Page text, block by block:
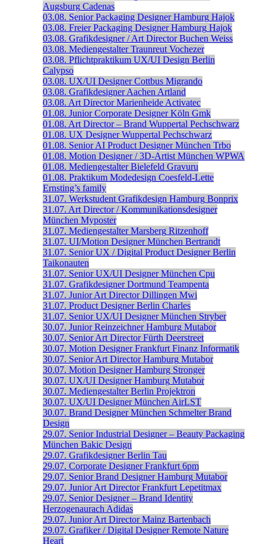
Augsburg Cadenas
03.08. Senior Packaging Designer Hamburg Hajok
03.08. Freier Packaging Designer Hamburg Hajok
03.08. Grafikdesigner / Art Director Buchen Weiss
03.08. Mediengestalter Traunreut Vochezer
03.08. Pflichtpraktikum UX/UI Design Berlin
Calypso
03.08. UX/UI Designer Cottbus Migrando
03.08. Grafikdesigner Aachen Artland
03.08. Art Director Marienheide Activatec
01.08. Junior Corporate Designer Köln Gmk
01.08. Art Director – Brand Wuppertal Pechschwarz
01.08. UX Designer Wuppertal Pechschwarz
01.08. Senior AI Product Designer München Trbo
01.08. Motion Designer / 3D-Artist München WPWA
01.08. Mediengestalter Bielefeld Gravuru
01.08. Praktikum Modedesign Coesfeld-Lette
Ernsting’s family
31.07. Werkstudent Grafikdesign Hamburg Bonprix
31.07. Art Director / Kommunikationsdesigner
München Myposter
31.07. Mediengestalter Marsberg Ritzenhoff
31.07. UI/Motion Designer München Bertrandt
31.07. Senior UX / Digital Product Designer Berlin
Taikonauten
31.07. Senior UX/UI Designer München Cpu
31.07. Grafikdesigner Dortmund Teampenta
31.07. Junior Art Director Dillingen Mwi
31.07. Product Designer Berlin Charles
31.07. Senior UX/UI Designer München Stryber
30.07. Junior Reinzeichner Hamburg Mutabor
30.07. Senior Art Director Fürth Deerstreet
30.07. Motion Designer Frankfurt Finanz Informatik
30.07. Senior Art Director Hamburg Mutabor
30.07. Motion Designer Hamburg Stronger
30.07. UX/UI Designer Hamburg Mutabor
30.07. Mediengestalter Berlin Projektron
30.07. UX/UI Designer München AirLST
30.07. Brand Designer München Schmelter Brand
Design
29.07. Senior Industrial Designer – Beauty Packaging
München Bakic Design
29.07. Grafikdesigner Berlin Tau
29.07. Corporate Designer Frankfurt 6pm
29.07. Senior Brand Designer Hamburg Mutabor
29.07. Junior Art Director Frankfurt Lepetitmax
29.07. Senior Designer – Brand Identity
Herzogenaurach Adidas
29.07. Junior Art Director Mainz Bartenbach
29.07. Grafiker / Digital Designer Remote Nature
Heart